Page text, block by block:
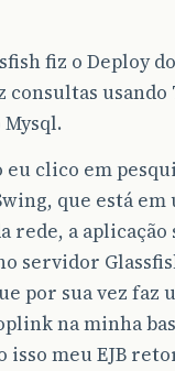
fiz o Deploy
consultas
eu clico em
que está em
rede, a
servidor
por sua vez faz
na minha
isso meu EJB